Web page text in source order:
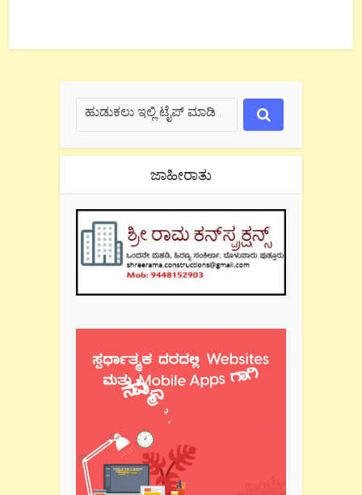
ಜಾಹೀರಾತು